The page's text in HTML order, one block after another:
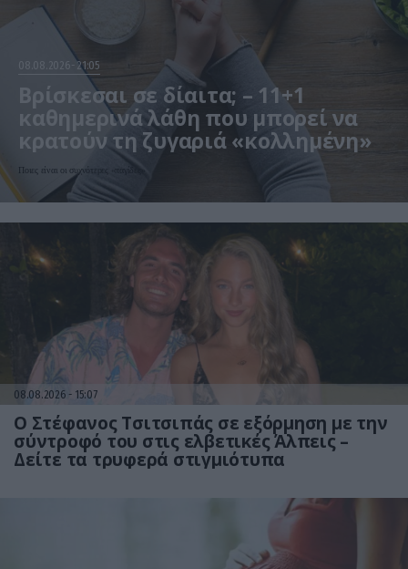
08.08.2026 21:05
Βρίσκεσαι σε δίαιτα; – 11+1
καθημερινά λάθη που μπορεί να
κρατούν τη ζυγαριά «κολλημένη»
Ποιες είναι οι συχνότερες «παγίδες»
08.08.2026 15:07
Ο Στέφανος Τσιτσιπάς σε εξόρμηση με την
σύντροφό του στις ελβετικές Άλπεις –
Δείτε τα τρυφερά στιγμιότυπα